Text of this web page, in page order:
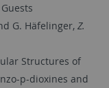
G. Häfelinger, Z.
Structures of
p-dioxines and